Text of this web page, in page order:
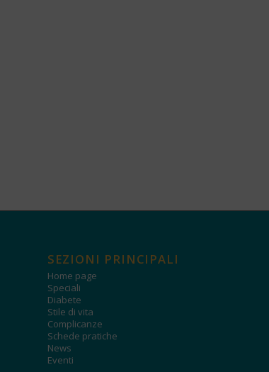
SEZIONI PRINCIPALI
Home page
Speciali
Diabete
Stile di vita
Complicanze
Schede pratiche
News
Eventi